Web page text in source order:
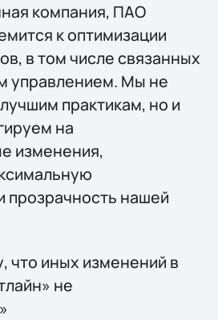
компания, ПАО
к оптимизации
в том числе связанных
управлением. Мы не
практикам, но и
на
изменения,
прозрачность нашей
что иных изменений в
не